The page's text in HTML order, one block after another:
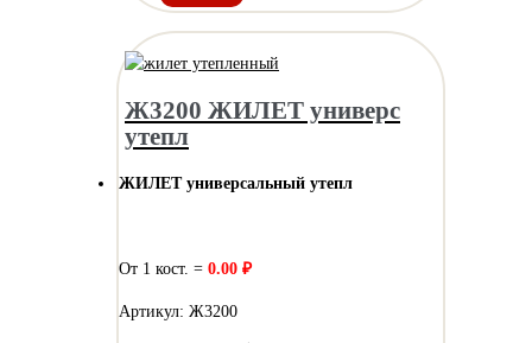
Ж3200 ЖИЛЕТ универс
утепл
ЖИЛЕТ универсальный утепл
От 1 кост. = 0.00 ₽
Артикул: Ж3200